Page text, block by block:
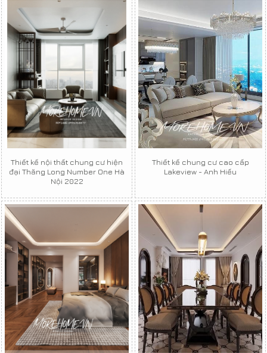
Thiết kế nội thất chung cư hiện
đại Thăng Long Number One Hà
Nội 2022
Thiết kế chung cư cao cấp
Lakeview - Anh Hiếu